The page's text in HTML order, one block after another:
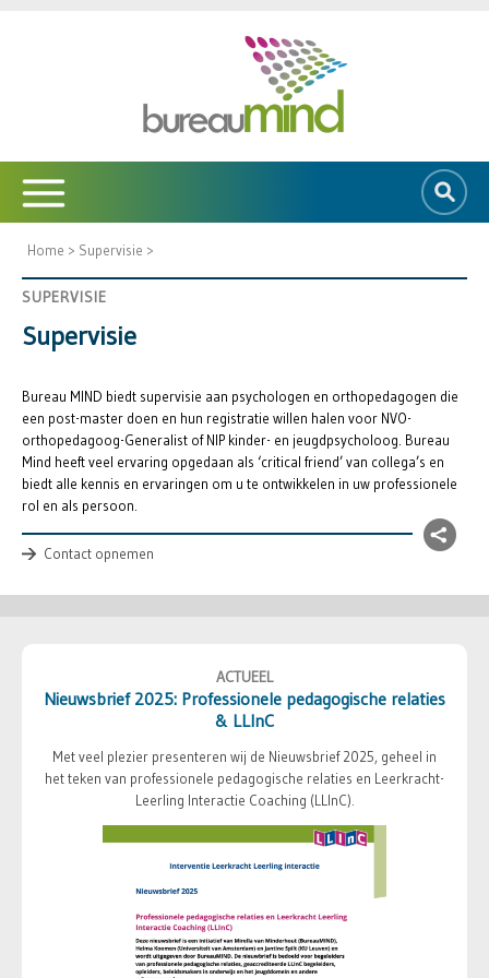
Home > Supervisie >
SUPERVISIE
Supervisie
Bureau MIND biedt supervisie aan psychologen en orthopedagogen die
een post-master doen en hun registratie willen halen voor NVO-
orthopedagoog-Generalist of NIP kinder- en jeugdpsycholoog. Bureau
Mind heeft veel ervaring opgedaan als ‘critical friend’ van collega’s en
biedt alle kennis en ervaringen om u te ontwikkelen in uw professionele
rol en als persoon.
Contact opnemen
ACTUEEL
Nieuwsbrief 2025: Professionele pedagogische relaties
& LLInC
Met veel plezier presenteren wij de Nieuwsbrief 2025, geheel in
het teken van professionele pedagogische relaties en Leerkracht-
Leerling Interactie Coaching (LLInC).